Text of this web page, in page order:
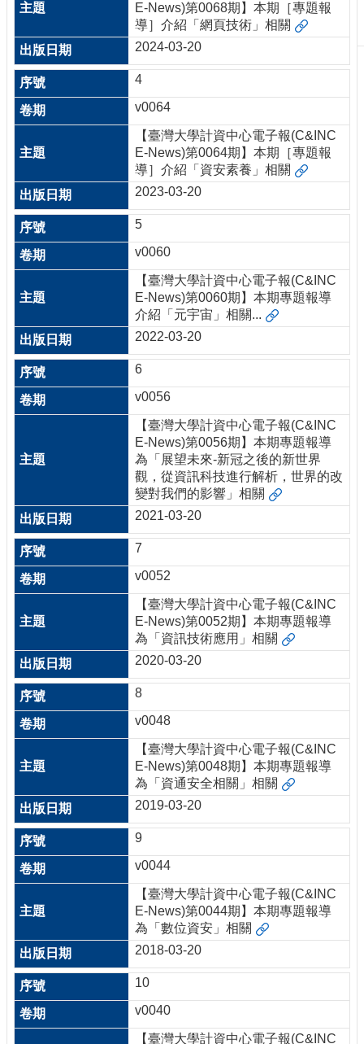
校
服
務
專
題
導
技
術
論
壇
產
專
E-News)第0068期】本期［專題報
導］介紹「網頁技術」相關
2024-03-20
4
v0064
【臺灣大學計資中心電子報(C&INC
E-News)第0064期】本期［專題報
導］介紹「資安素養」相關
2023-03-20
5
v0060
【臺灣大學計資中心電子報(C&INC
E-News)第0060期】本期專題報導
介紹「元宇宙」相關...
2022-03-20
6
v0056
【臺灣大學計資中心電子報(C&INC
E-News)第0056期】本期專題報導
為「展望未來-新冠之後的新世界
觀，從資訊科技進行解析，世界的改
變對我們的影響」相關
2021-03-20
7
v0052
【臺灣大學計資中心電子報(C&INC
E-News)第0052期】本期專題報導
為「資訊技術應用」相關
2020-03-20
8
v0048
【臺灣大學計資中心電子報(C&INC
E-News)第0048期】本期專題報導
為「資通安全相關」相關
2019-03-20
9
v0044
【臺灣大學計資中心電子報(C&INC
E-News)第0044期】本期專題報導
為「數位資安」相關
2018-03-20
10
v0040
【臺灣大學計資中心電子報(C&INC